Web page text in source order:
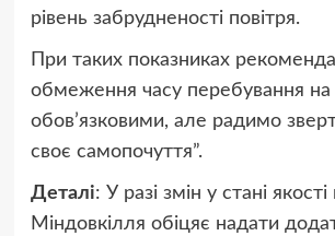
рівень забрудненості повітря.
При таких показниках
обмеження часу перебування на
обов’язковими, але радимо
своє самопочуття”.
Деталі: У разі змін у стані якості
Міндовкілля обіцяє надати